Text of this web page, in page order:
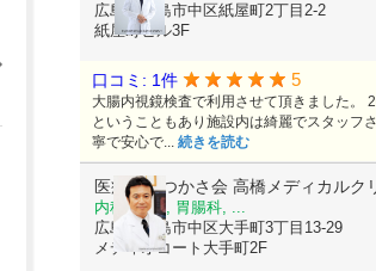
広島県広島市中区紙屋町2丁目2-2
紙屋町ビル3F
口コミ: 1件 5
大腸内視鏡検査で利用させて頂きました。
ということもあり施設内は綺麗でスタッフ
寧で安心で... 続きを読む
医療法人つかさ会 高橋メディカルク
内科, 外科, 胃腸科, ...
広島県広島市中区大手町3丁目13-29
メディオコート大手町2F